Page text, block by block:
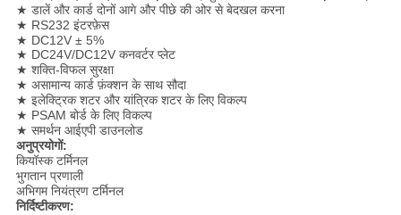
★ डालें और कार्ड दोनों आगे और पीछे की ओर से बेदखल करना
★ RS232 इंटरफ़ेस
★ DC12V ± 5%
★ DC24V/DC12V कनवर्टर प्लेट
★ शक्ति-विफल सुरक्षा
★ असामान्य कार्ड फ़ंक्शन के साथ सौदा
★ इलेक्ट्रिक शटर और यांत्रिक शटर के लिए विकल्प
★ PSAM बोर्ड के लिए विकल्प
★ समर्थन आईएपी डाउनलोड
अनुप्रयोगों:
कियॉस्क टर्मिनल
भुगतान प्रणाली
अभिगम नियंत्रण टर्मिनल
निर्दिष्टीकरण: